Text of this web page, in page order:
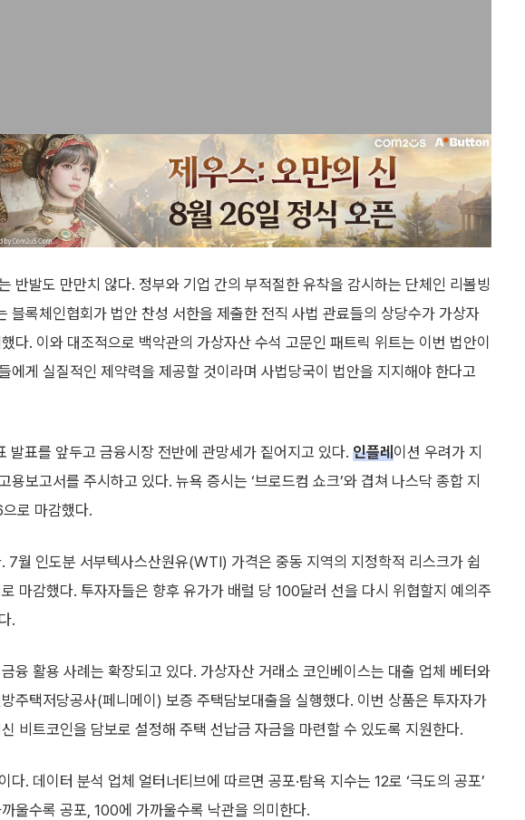
반발도 만만치 않다. 정부와 기업 간의 부적절한 유착을 감시하는 단체인 리볼빙
블록체인협회가 법안 찬성 서한을 제출한 전직 사법 관료들의 상당수가 가상자
다. 이와 대조적으로 백악관의 가상자산 수석 고문인 패트릭 위트는 이번 법안이
에게 실질적인 제약력을 제공할 것이라며 사법당국이 법안을 지지해야 한다고
발표를 앞두고 금융시장 전반에 관망세가 짙어지고 있다. 인플레이션 우려가 지
보고서를 주시하고 있다. 뉴욕 증시는 ‘브로드컴 쇼크’와 겹쳐 나스닥 종합 지
로 마감했다.
7월 인도분 서부텍사스산원유(WTI) 가격은 중동 지역의 지정학적 리스크가 쉽
마감했다. 투자자들은 향후 유가가 배럴 당 100달러 선을 다시 위협할지 예의주
.
융 활용 사례는 확장되고 있다. 가상자산 거래소 코인베이스는 대출 업체 베터와
주택저당공사(페니메이) 보증 주택담보대출을 실행했다. 이번 상품은 투자자가
비트코인을 담보로 설정해 주택 선납금 자금을 마련할 수 있도록 지원한다.
. 데이터 분석 업체 얼터너티브에 따르면 공포·탐욕 지수는 12로 ‘극도의 공포’
울수록 공포, 100에 가까울수록 낙관을 의미한다.